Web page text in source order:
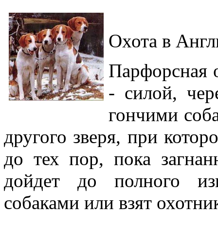
Охота в
Парфорсная
- силой,
гончими
другого зверя, при
до тех пор, пока
дойдет до полного
собаками или взят